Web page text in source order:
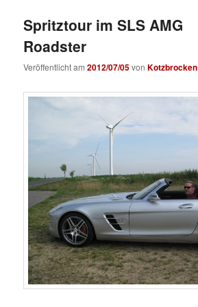
Spritztour im SLS AMG
Roadster
Veröffentlicht am2012/07/05vonKotzbrocken